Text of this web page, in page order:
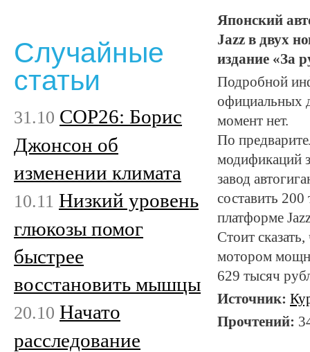
Японский
Jazz в двух
издание «За
Подробной
официальных
момент нет.
По
модификаций
завод
составить
платформе
Стоит
мотором
629 тысяч
Источник:
Прочтений:
Случайные
статьи
31.10 COP26: Борис
Джонсон об
изменении климата
10.11 Низкий уровень
глюкозы помог
быстрее
восстановить мышцы
20.10 Начато
расследование